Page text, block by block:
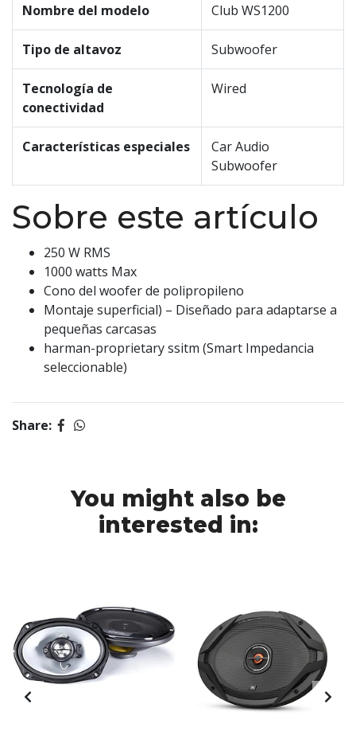
Nombre del modelo Club WS1200
Tipo de altavoz Subwoofer
Tecnología de
conectividad
Wired
Características especiales
Car Audio
Subwoofer
Sobre este artículo
250 W RMS
1000 watts Max
Cono del woofer de polipropileno
Montaje superficial) – Diseñado para adaptarse a
pequeñas carcasas
harman-proprietary ssitm (Smart Impedancia
seleccionable)
Share:
You might also be
interested in: